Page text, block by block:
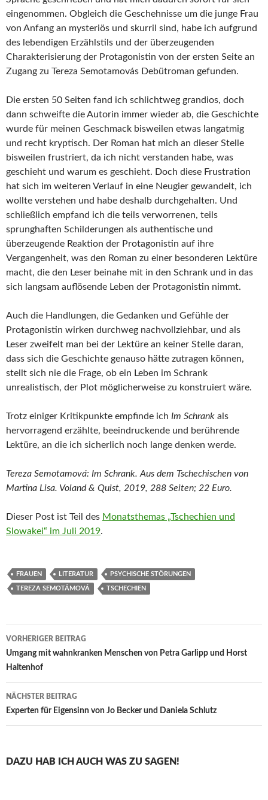
eingenommen. Obgleich die Geschehnisse um die junge Frau
von Anfang an mysteriös und skurril sind, habe ich aufgrund
des lebendigen Erzählstils und der überzeugenden
Charakterisierung der Protagonistin von der ersten Seite an
Zugang zu Tereza Semotamovás Debütroman gefunden.
Die ersten 50 Seiten fand ich schlichtweg grandios, doch
dann schweifte die Autorin immer wieder ab, die Geschichte
wurde für meinen Geschmack bisweilen etwas langatmig
und recht kryptisch. Der Roman hat mich an dieser Stelle
bisweilen frustriert, da ich nicht verstanden habe, was
geschieht und warum es geschieht. Doch diese Frustration
hat sich im weiteren Verlauf in eine Neugier gewandelt, ich
wollte verstehen und habe deshalb durchgehalten. Und
schließlich empfand ich die teils verworrenen, teils
sprunghaften Schilderungen als authentische und
überzeugende Reaktion der Protagonistin auf ihre
Vergangenheit, was den Roman zu einer besonderen Lektüre
macht, die den Leser beinahe mit in den Schrank und in das
sich langsam auflösende Leben der Protagonistin nimmt.
Auch die Handlungen, die Gedanken und Gefühle der
Protagonistin wirken durchweg nachvollziehbar, und als
Leser zweifelt man bei der Lektüre an keiner Stelle daran,
dass sich die Geschichte genauso hätte zutragen können,
stellt sich nie die Frage, ob ein Leben im Schrank
unrealistisch, der Plot möglicherweise zu konstruiert wäre.
Trotz einiger Kritikpunkte empfinde ich Im Schrank als
hervorragend erzählte, beeindruckende und berührende
Lektüre, an die ich sicherlich noch lange denken werde.
Tereza Semotamová: Im Schrank. Aus dem Tschechischen von
Martina Lisa. Voland & Quist, 2019, 288 Seiten; 22 Euro.
Dieser Post ist Teil des Monatsthemas „Tschechien und
Slowakei“ im Juli 2019.
FRAUEN LITERATUR PSYCHISCHE STÖRUNGEN
TEREZA SEMOTÁMOVÁ TSCHECHIEN
Beitragsnavigation
VORHERIGER BEITRAG
Umgang mit wahnkranken Menschen von Petra Garlipp und Horst
Haltenhof
NÄCHSTER BEITRAG
Experten für Eigensinn von Jo Becker und Daniela Schlutz
DAZU HAB ICH AUCH WAS ZU SAGEN!